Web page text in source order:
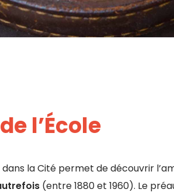
l’École
la Cité permet de découvrir
(entre 1880 et 1960). Le